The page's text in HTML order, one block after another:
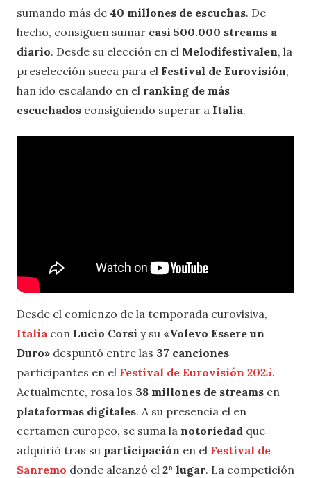
sumando más de 40 millones de escuchas. De
hecho, consiguen sumar casi 500.000 streams a
diario. Desde su elección en el Melodifestivalen, la
preselección sueca para el Festival de Eurovisión,
han ido escalando en el ranking de más
escuchados consiguiendo superar a Italia.
Desde el comienzo de la temporada eurovisiva,
Italia con Lucio Corsi y su «Volevo Essere un
Duro» despuntó entre las 37 canciones
participantes en el Festival de Eurovisión 2025.
Actualmente, rosa los 38 millones de streams en
plataformas digitales. A su presencia el en
certamen europeo, se suma la notoriedad que
adquirió tras su participación en el Festival de
Sanremo donde alcanzó el 2º lugar. La competición